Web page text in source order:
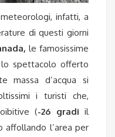
infatti, a
di questi giorni
le famosissime
spettacolo offerto
massa d’acqua si
i turisti che,
(-26 gradi il
affollando l’area per